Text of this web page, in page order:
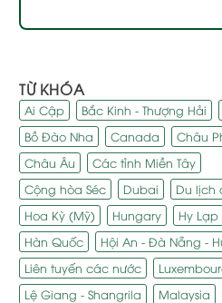
TỪ KHÓA
Ai Cập Bắc Kinh - Thượng Hải
Bồ Đào Nha
Canada Châu
Châu Âu
Các tỉnh Miền Tây
Cộng hòa Séc
Dubai
Du lịch
Hoa Kỳ (Mỹ)
Hungary Hy Lạp
Hàn Quốc
Hội An - Đà Nẵng -
Liên tuyến các nước
Lệ Giang - Shangrila
Malaysia